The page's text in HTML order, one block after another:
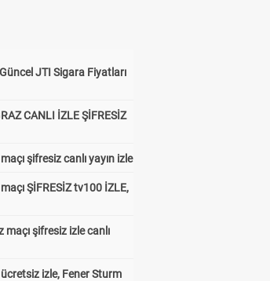
JTI Sigara Fiyatları
CANLI İZLE ŞİFRESİZ
şifresiz canlı yayın izle
ŞİFRESİZ tv100 İZLE,
şifresiz izle canlı
izle, Fener Sturm